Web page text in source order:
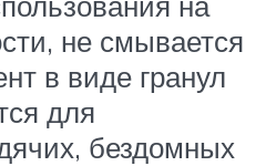
не смывается
в виде гранул
для
бездомных